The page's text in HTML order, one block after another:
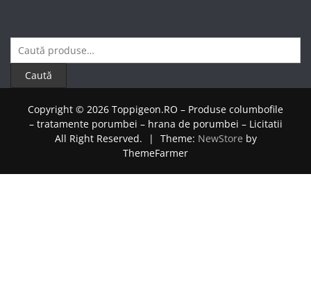
după:
Caută
Copyright © 2026 Toppigeon.RO – Produse columbofile
– tratamente porumbei – hrana de porumbei – Licitatii
All Right Reserved.
| Theme: NewStore by
ThemeFarmer